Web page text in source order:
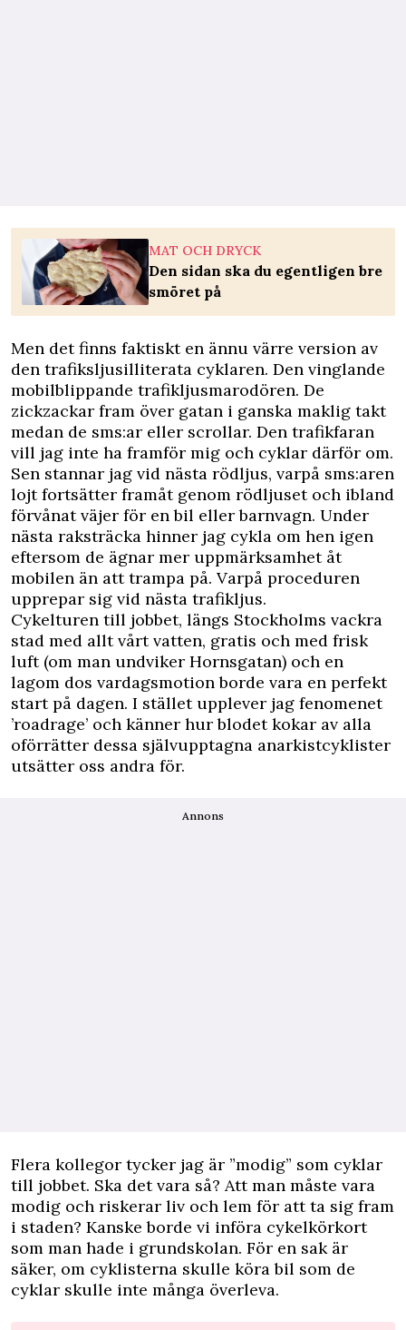
MAT OCH DRYCK
Den sidan ska du egentligen bre
smöret på
Men det finns faktiskt en ännu värre version av
den trafiksljusilliterata cyklaren. Den vinglande
mobilblippande trafikljusmarodören. De
zickzackar fram över gatan i ganska maklig takt
medan de sms:ar eller scrollar. Den trafikfaran
vill jag inte ha framför mig och cyklar därför om.
Sen stannar jag vid nästa rödljus, varpå sms:aren
lojt fortsätter framåt genom rödljuset och ibland
förvånat väjer för en bil eller barnvagn. Under
nästa raksträcka hinner jag cykla om hen igen
eftersom de ägnar mer uppmärksamhet åt
mobilen än att trampa på. Varpå proceduren
upprepar sig vid nästa trafikljus.
Cykelturen till jobbet, längs Stockholms vackra
stad med allt vårt vatten, gratis och med frisk
luft (om man undviker Hornsgatan) och en
lagom dos vardagsmotion borde vara en perfekt
start på dagen. I stället upplever jag fenomenet
’roadrage’ och känner hur blodet kokar av alla
oförrätter dessa självupptagna anarkistcyklister
utsätter oss andra för.
Annons
Flera kollegor tycker jag är ”modig” som cyklar
till jobbet. Ska det vara så? Att man måste vara
modig och riskerar liv och lem för att ta sig fram
i staden? Kanske borde vi införa cykelkörkort
som man hade i grundskolan. För en sak är
säker, om cyklisterna skulle köra bil som de
cyklar skulle inte många överleva.